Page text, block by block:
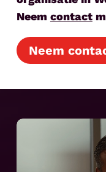
Neem contact
Neem
Play